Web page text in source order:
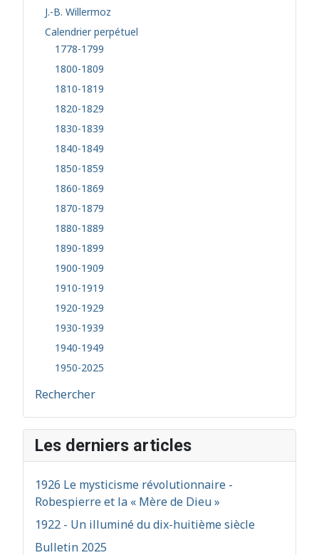
J.-B. Willermoz
Calendrier perpétuel
1778-1799
1800-1809
1810-1819
1820-1829
1830-1839
1840-1849
1850-1859
1860-1869
1870-1879
1880-1889
1890-1899
1900-1909
1910-1919
1920-1929
1930-1939
1940-1949
1950-2025
Rechercher
Les derniers articles
1926 Le mysticisme révolutionnaire -
Robespierre et la « Mère de Dieu »
1922 - Un illuminé du dix-huitième siècle
Bulletin 2025